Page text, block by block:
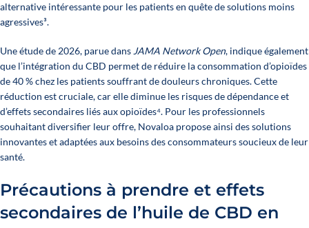
alternative intéressante pour les patients en quête de solutions moins
agressives³.
Une étude de 2026, parue dans JAMA Network Open, indique également
que l’intégration du CBD permet de réduire la consommation d’opioïdes
de 40 % chez les patients souffrant de douleurs chroniques. Cette
réduction est cruciale, car elle diminue les risques de dépendance et
d’effets secondaires liés aux opioïdes⁴. Pour les professionnels
souhaitant diversifier leur offre, Novaloa propose ainsi des solutions
innovantes et adaptées aux besoins des consommateurs soucieux de leur
santé.
Précautions à prendre et effets
secondaires de l’huile de CBD en